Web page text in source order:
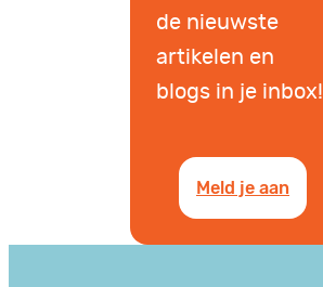
de nieuwste
artikelen en
blogs in je inbox!
Meld je aan